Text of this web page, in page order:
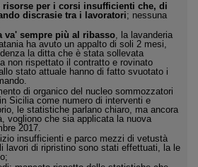
risorse per i corsi insufficienti che, di
discrasie tra i lavoratori; nessuna
va' sempre più al ribasso, la lavanderia
ha avuto un appalto di soli 2 mesi,
la ditta che è stata sollevata
non rispettato il contratto e rovinato
stato attuale hanno di fatto svuotato i
di organico del nucleo sommozzatori
Sicilia come numero di interventi e
le statistiche parlano chiaro, ma ancora
, vogliono che sia applicata la nuova
2017.
insufficienti e parco mezzi di vetustà
lavori di ripristino sono stati effettuati, la le